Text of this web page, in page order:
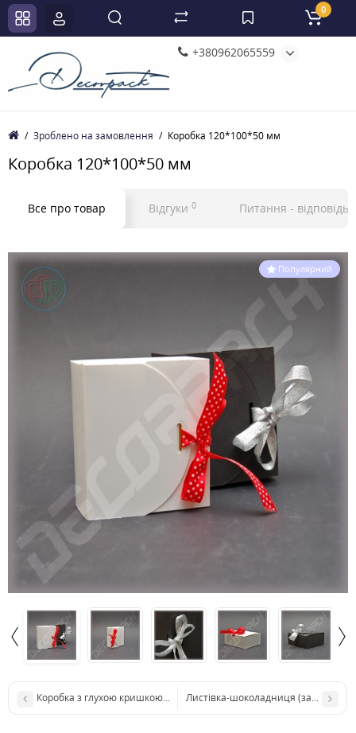
+380962065559
0
Зроблено на замовлення Коробка 120*100*50 мм
Коробка 120*100*50 мм
Все про товар Відгуки 0 Питання - відповідь
Популярний
Коробка з глухою кришкою 500*500*44 ммЛистівка-шоколадниця (заготовка